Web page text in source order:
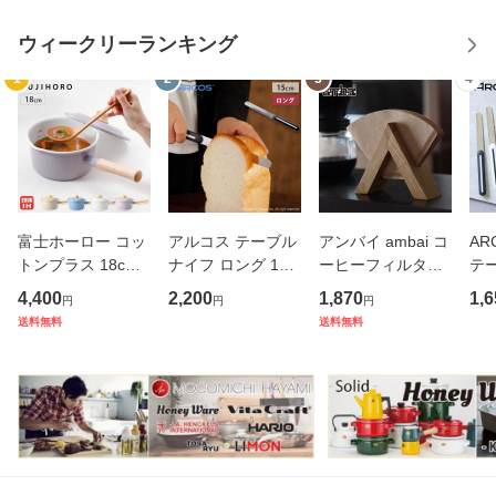
ウィークリーランキング
1
富士ホーロー コッ
トンプラス 18cm
ソースパン 蓋付き
ガス火 IH対応 CTP
リーズ 【 琺瑯 片
手鍋 ホーロ
4,400円
送料無料
2
アルコス テーブル
ナイフ ロング 15c
m ホワイト ARCO
S＜メール便 送料
フ 果物ナイフ アル
コスナイフ
2,200円
3
アンバイ ambai コ
ーヒーフィルター
ホルダー 木製【台
形/円錐型/コーヒー
1,870円
送料無料
4
テ
cm
便
卓
ド